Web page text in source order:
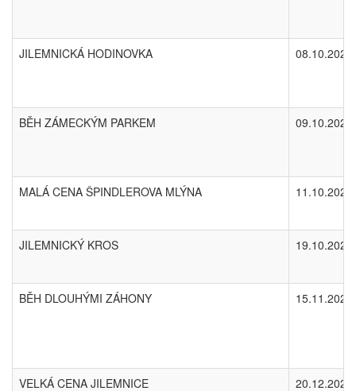
JILEMNICKÁ HODINOVKA 08.10.2025
BĚH ZÁMECKÝM PARKEM 09.10.2025
MALÁ CENA ŠPINDLEROVA MLÝNA 11.10.2025
JILEMNICKÝ KROS 19.10.2025
BĚH DLOUHÝMI ZÁHONY 15.11.2025
VELKÁ CENA JILEMNICE 20.12.2025